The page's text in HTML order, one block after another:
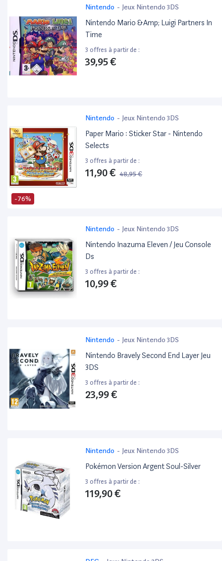
Nintendo - Jeux Nintendo 3DS
Nintendo Mario &Amp; Luigi Partners In
Time
3 offres à partir de :
39,95 €
-76%
Nintendo - Jeux Nintendo 3DS
Paper Mario : Sticker Star - Nintendo
Selects
3 offres à partir de :
11,90 € 48,95 €
Nintendo - Jeux Nintendo 3DS
Nintendo Inazuma Eleven / Jeu Console
Ds
3 offres à partir de :
10,99 €
Nintendo - Jeux Nintendo 3DS
Nintendo Bravely Second End Layer Jeu
3DS
3 offres à partir de :
23,99 €
Nintendo - Jeux Nintendo 3DS
Pokémon Version Argent Soul-Silver
3 offres à partir de :
119,90 €